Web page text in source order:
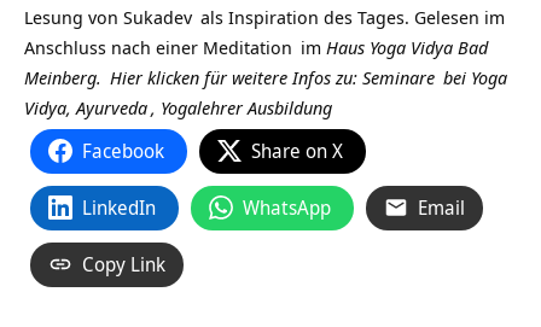
Lesung von Sukadev als Inspiration des Tages. Gelesen im
Anschluss nach einer Meditation im Haus Yoga Vidya Bad
Meinberg. Hier klicken für weitere Infos zu: Seminare bei Yoga
Vidya, Ayurveda, Yogalehrer Ausbildung
Facebook Share on X
LinkedIn WhatsApp Email
Copy Link